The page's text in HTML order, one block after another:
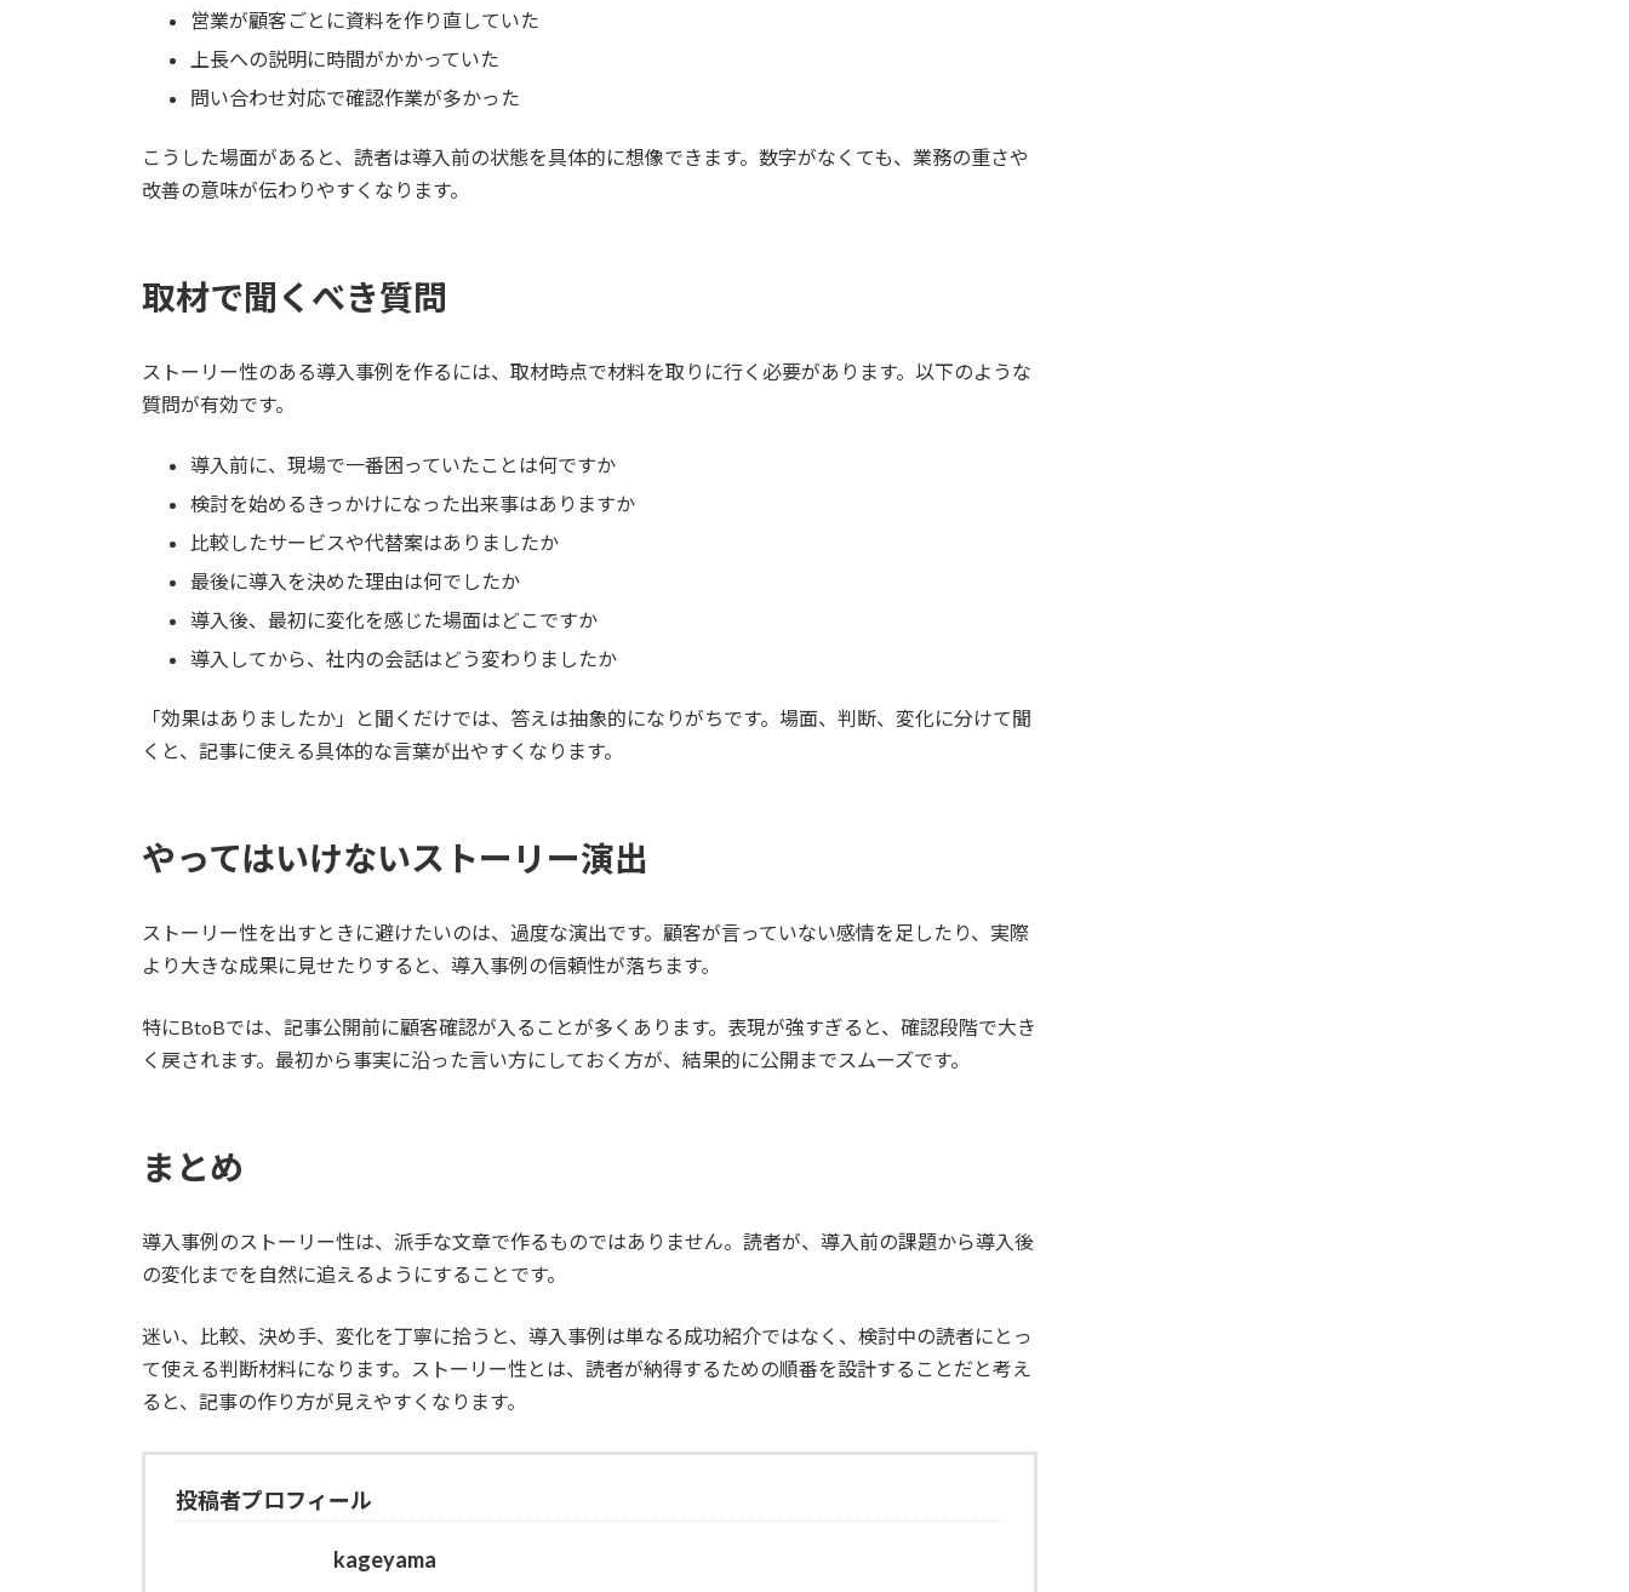
営業が顧客ごとに資料を作り直していた
上長への説明に時間がかかっていた
問い合わせ対応で確認作業が多かった
こうした場面があると、読者は導入前の状態を具体的に想像できます。数字がなくても、業務の重さや
改善の意味が伝わりやすくなります。
取材で聞くべき質問
ストーリー性のある導入事例を作るには、取材時点で材料を取りに行く必要があります。以下のような
質問が有効です。
導入前に、現場で一番困っていたことは何ですか
検討を始めるきっかけになった出来事はありますか
比較したサービスや代替案はありましたか
最後に導入を決めた理由は何でしたか
導入後、最初に変化を感じた場面はどこですか
導入してから、社内の会話はどう変わりましたか
「効果はありましたか」と聞くだけでは、答えは抽象的になりがちです。場面、判断、変化に分けて聞
くと、記事に使える具体的な言葉が出やすくなります。
やってはいけないストーリー演出
ストーリー性を出すときに避けたいのは、過度な演出です。顧客が言っていない感情を足したり、実際
より大きな成果に見せたりすると、導入事例の信頼性が落ちます。
特にBtoBでは、記事公開前に顧客確認が入ることが多くあります。表現が強すぎると、確認段階で大き
く戻されます。最初から事実に沿った言い方にしておく方が、結果的に公開までスムーズです。
まとめ
導入事例のストーリー性は、派手な文章で作るものではありません。読者が、導入前の課題から導入後
の変化までを自然に追えるようにすることです。
迷い、比較、決め手、変化を丁寧に拾うと、導入事例は単なる成功紹介ではなく、検討中の読者にとっ
て使える判断材料になります。ストーリー性とは、読者が納得するための順番を設計することだと考え
ると、記事の作り方が見えやすくなります。
投稿者プロフィール
kageyama